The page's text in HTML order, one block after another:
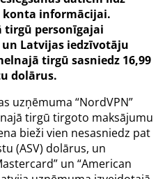
konta informācijai.
tirgū personīgajai
Latvijas iedzīvotāju
tirgū sasniedz 16,99
dolārus.
uzņēmuma “NordVPN”
tirgū tirgoto maksājumu
bieži vien nesasniedz pat
(ASV) dolārus, un
un “American